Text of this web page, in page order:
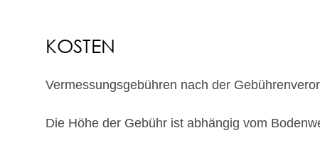
KOSTEN
Vermessungsgebühren nach der
Die Höhe der Gebühr ist abhängig vom